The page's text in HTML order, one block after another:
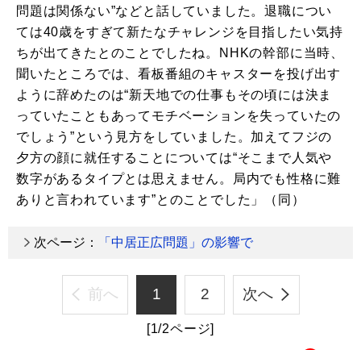
問題は関係ない”などと話していました。退職につい
ては40歳をすぎて新たなチャレンジを目指したい気持
ちが出てきたとのことでしたね。NHKの幹部に当時、
聞いたところでは、看板番組のキャスターを投げ出す
ように辞めたのは“新天地での仕事もその頃には決ま
っていたこともあってモチベーションを失っていたの
でしょう”という見方をしていました。加えてフジの
夕方の顔に就任することについては“そこまで人気や
数字があるタイプとは思えません。局内でも性格に難
ありと言われています”とのことでした」（同）
次ページ： 「中居正広問題」の影響で
前へ 1 2 次へ
[1/2ページ]